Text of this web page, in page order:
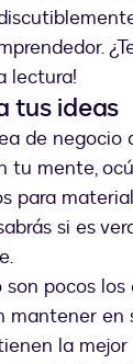
lectura!
tus ideas
de negocio
tu mente,
para
si es
son pocos
mantener en
la